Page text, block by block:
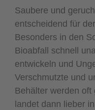
Saubere und
entscheidend für
Besonders in den
Bioabfall schnell
entwickeln und
Verschmutzte und
Behälter werden oft
landet dann lieber